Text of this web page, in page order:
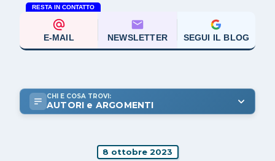
RESTA IN CONTATTO
E-MAIL NEWSLETTER SEGUI IL BLOG
CHI E COSA TROVI:
AUTORI e ARGOMENTI
8 ottobre 2023